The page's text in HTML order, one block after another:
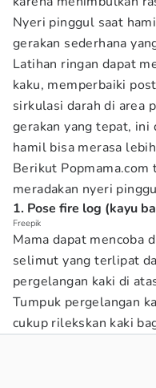
Nyeri pinggul saat
gerakan sederhana
Latihan ringan dapat
kaku, memperbaiki
sirkulasi darah di area
gerakan yang tepat, ini
hamil bisa merasa
Berikut Popmama.com
meradakan nyeri
1. Pose fire log (kayu
Freepik
Mama dapat mencoba
selimut yang terlipat
pergelangan kaki di
Tumpuk pergelangan
cukup rilekskan kaki